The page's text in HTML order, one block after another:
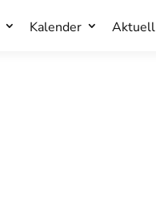
Kalender Aktuell
Kalender Aktuell